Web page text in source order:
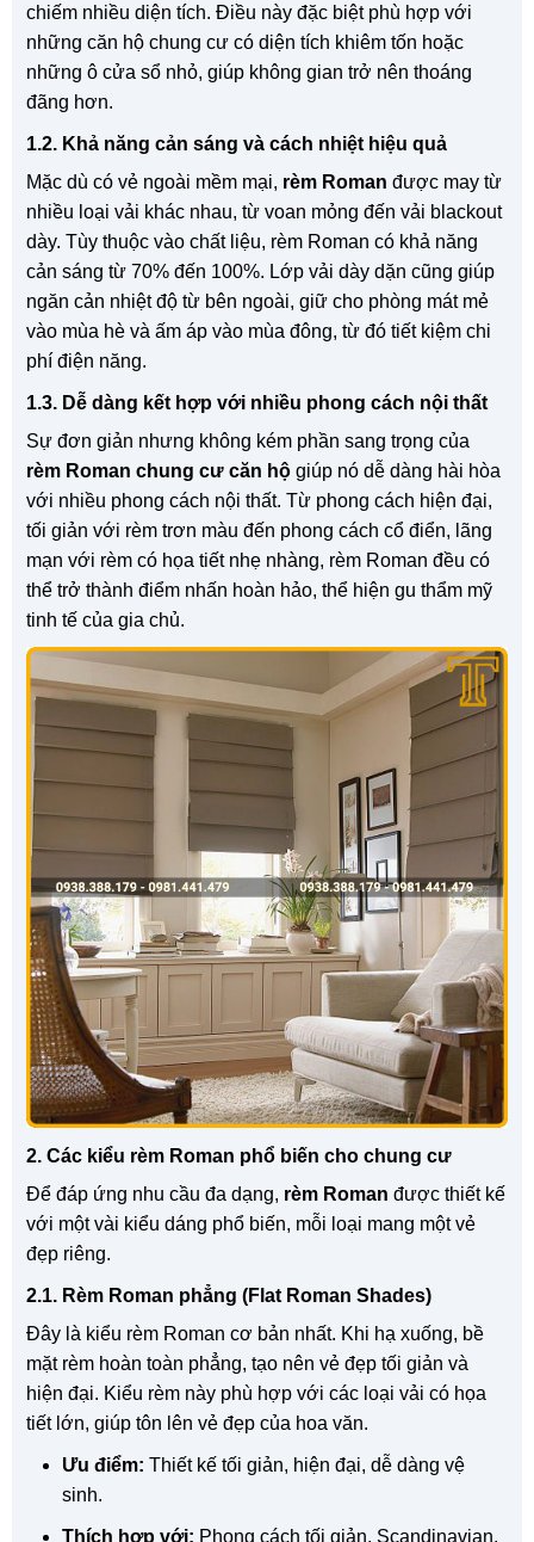
chiếm nhiều diện tích. Điều này đặc biệt phù hợp với
những căn hộ chung cư có diện tích khiêm tốn hoặc
những ô cửa sổ nhỏ, giúp không gian trở nên thoáng
đãng hơn.
1.2. Khả năng cản sáng và cách nhiệt hiệu quả
Mặc dù có vẻ ngoài mềm mại, rèm Roman được may từ
nhiều loại vải khác nhau, từ voan mỏng đến vải blackout
dày. Tùy thuộc vào chất liệu, rèm Roman có khả năng
cản sáng từ 70% đến 100%. Lớp vải dày dặn cũng giúp
ngăn cản nhiệt độ từ bên ngoài, giữ cho phòng mát mẻ
vào mùa hè và ấm áp vào mùa đông, từ đó tiết kiệm chi
phí điện năng.
1.3. Dễ dàng kết hợp với nhiều phong cách nội thất
Sự đơn giản nhưng không kém phần sang trọng của
rèm Roman chung cư căn hộ giúp nó dễ dàng hài hòa
với nhiều phong cách nội thất. Từ phong cách hiện đại,
tối giản với rèm trơn màu đến phong cách cổ điển, lãng
mạn với rèm có họa tiết nhẹ nhàng, rèm Roman đều có
thể trở thành điểm nhấn hoàn hảo, thể hiện gu thẩm mỹ
tinh tế của gia chủ.
2. Các kiểu rèm Roman phổ biến cho chung cư
Để đáp ứng nhu cầu đa dạng, rèm Roman được thiết kế
với một vài kiểu dáng phổ biến, mỗi loại mang một vẻ
đẹp riêng.
2.1. Rèm Roman phẳng (Flat Roman Shades)
Đây là kiểu rèm Roman cơ bản nhất. Khi hạ xuống, bề
mặt rèm hoàn toàn phẳng, tạo nên vẻ đẹp tối giản và
hiện đại. Kiểu rèm này phù hợp với các loại vải có họa
tiết lớn, giúp tôn lên vẻ đẹp của hoa văn.
Ưu điểm: Thiết kế tối giản, hiện đại, dễ dàng vệ
sinh.
Thích hợp với: Phong cách tối giản, Scandinavian.